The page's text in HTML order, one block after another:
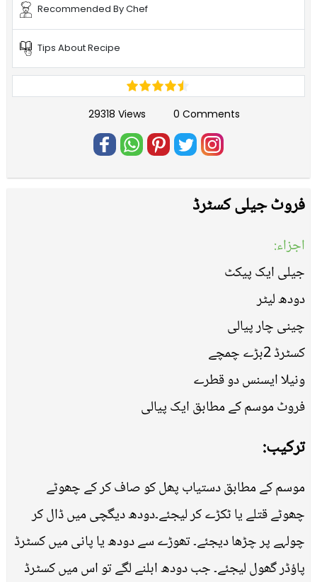
Recommended By Chef
Tips About Recipe
29318 Views 0 Comments
فروٹ جیلی کسٹرڈ
اجزاء:
جیلی ایک پیکٹ
دودھ لیٹر
چینی چار پیالی
کسٹرڈ 2بڑے چمچے
ونیلا ایسنس دو قطرے
فروٹ موسم کے مطابق ایک پیالی
ترکیب:
موسم کے مطابق دستیاب پھل کو صاف کر کے چھوٹے
چھوٹے قتلے یا ٹکڑے کر لیجئے۔دودھ دیگچی میں ڈال کر
چولہے پر چڑھا دیجئے۔ تھوڑے سے دودھ یا پانی میں کسٹرڈ
پاؤڈر گھول لیجئے۔ جب دودھ ابلنے لگے تو اس میں کسٹرڈ